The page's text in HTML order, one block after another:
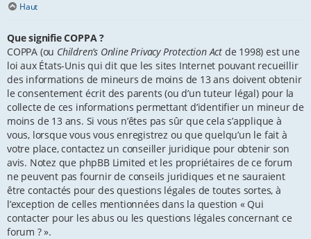
Haut
Que signifie COPPA ?
COPPA (ou Children’s Online Privacy Protection Act de 1998) est une
loi aux États-Unis qui dit que les sites Internet pouvant recueillir
des informations de mineurs de moins de 13 ans doivent obtenir
le consentement écrit des parents (ou d’un tuteur légal) pour la
collecte de ces informations permettant d’identifier un mineur de
moins de 13 ans. Si vous n’êtes pas sûr que cela s’applique à
vous, lorsque vous vous enregistrez ou que quelqu’un le fait à
votre place, contactez un conseiller juridique pour obtenir son
avis. Notez que phpBB Limited et les propriétaires de ce forum
ne peuvent pas fournir de conseils juridiques et ne sauraient
être contactés pour des questions légales de toutes sortes, à
l’exception de celles mentionnées dans la question « Qui
contacter pour les abus ou les questions légales concernant ce
forum ? ».